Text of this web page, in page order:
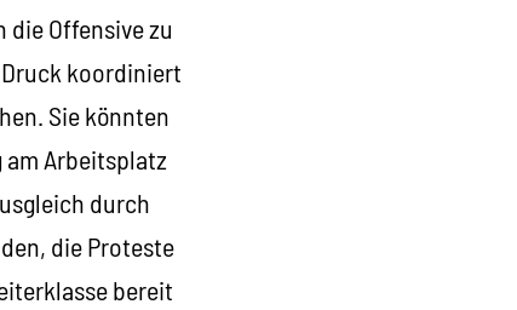
Offensive zu
koordiniert
Sie könnten
Arbeitsplatz
durch
die Proteste
bereit